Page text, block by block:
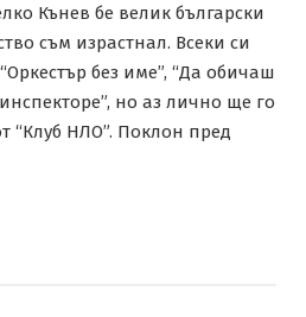
Кънев бе велик български
съм израстнал. Всеки си
без име”, “Да обичаш
но аз лично ще го
“Клуб НЛО”. Поклон пред